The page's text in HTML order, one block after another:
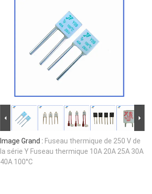
Image Grand : Fuseau thermique de 250 V de
la série Y Fuseau thermique 10A 20A 25A 30A
40A 100°C